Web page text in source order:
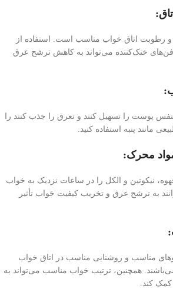
و رطوبت اتاق خواب مناسب است. استفاده از
فن‌های خنک‌کننده می‌تواند به کاهش ترشح عرق
پوست را تسهیل کنند و تعرق را جذب کنند را
مانند پنبه استفاده کنید.
محرک:
نیکوتین و الکل را در ساعات نزدیک به خواب
به ترشح عرق و تخریب کیفیت خواب تأثیر
پتو‌های مناسب و روشنایی مناسب در اتاق خواب
همچنین، ترتیب خواب مناسب می‌تواند به
کند.